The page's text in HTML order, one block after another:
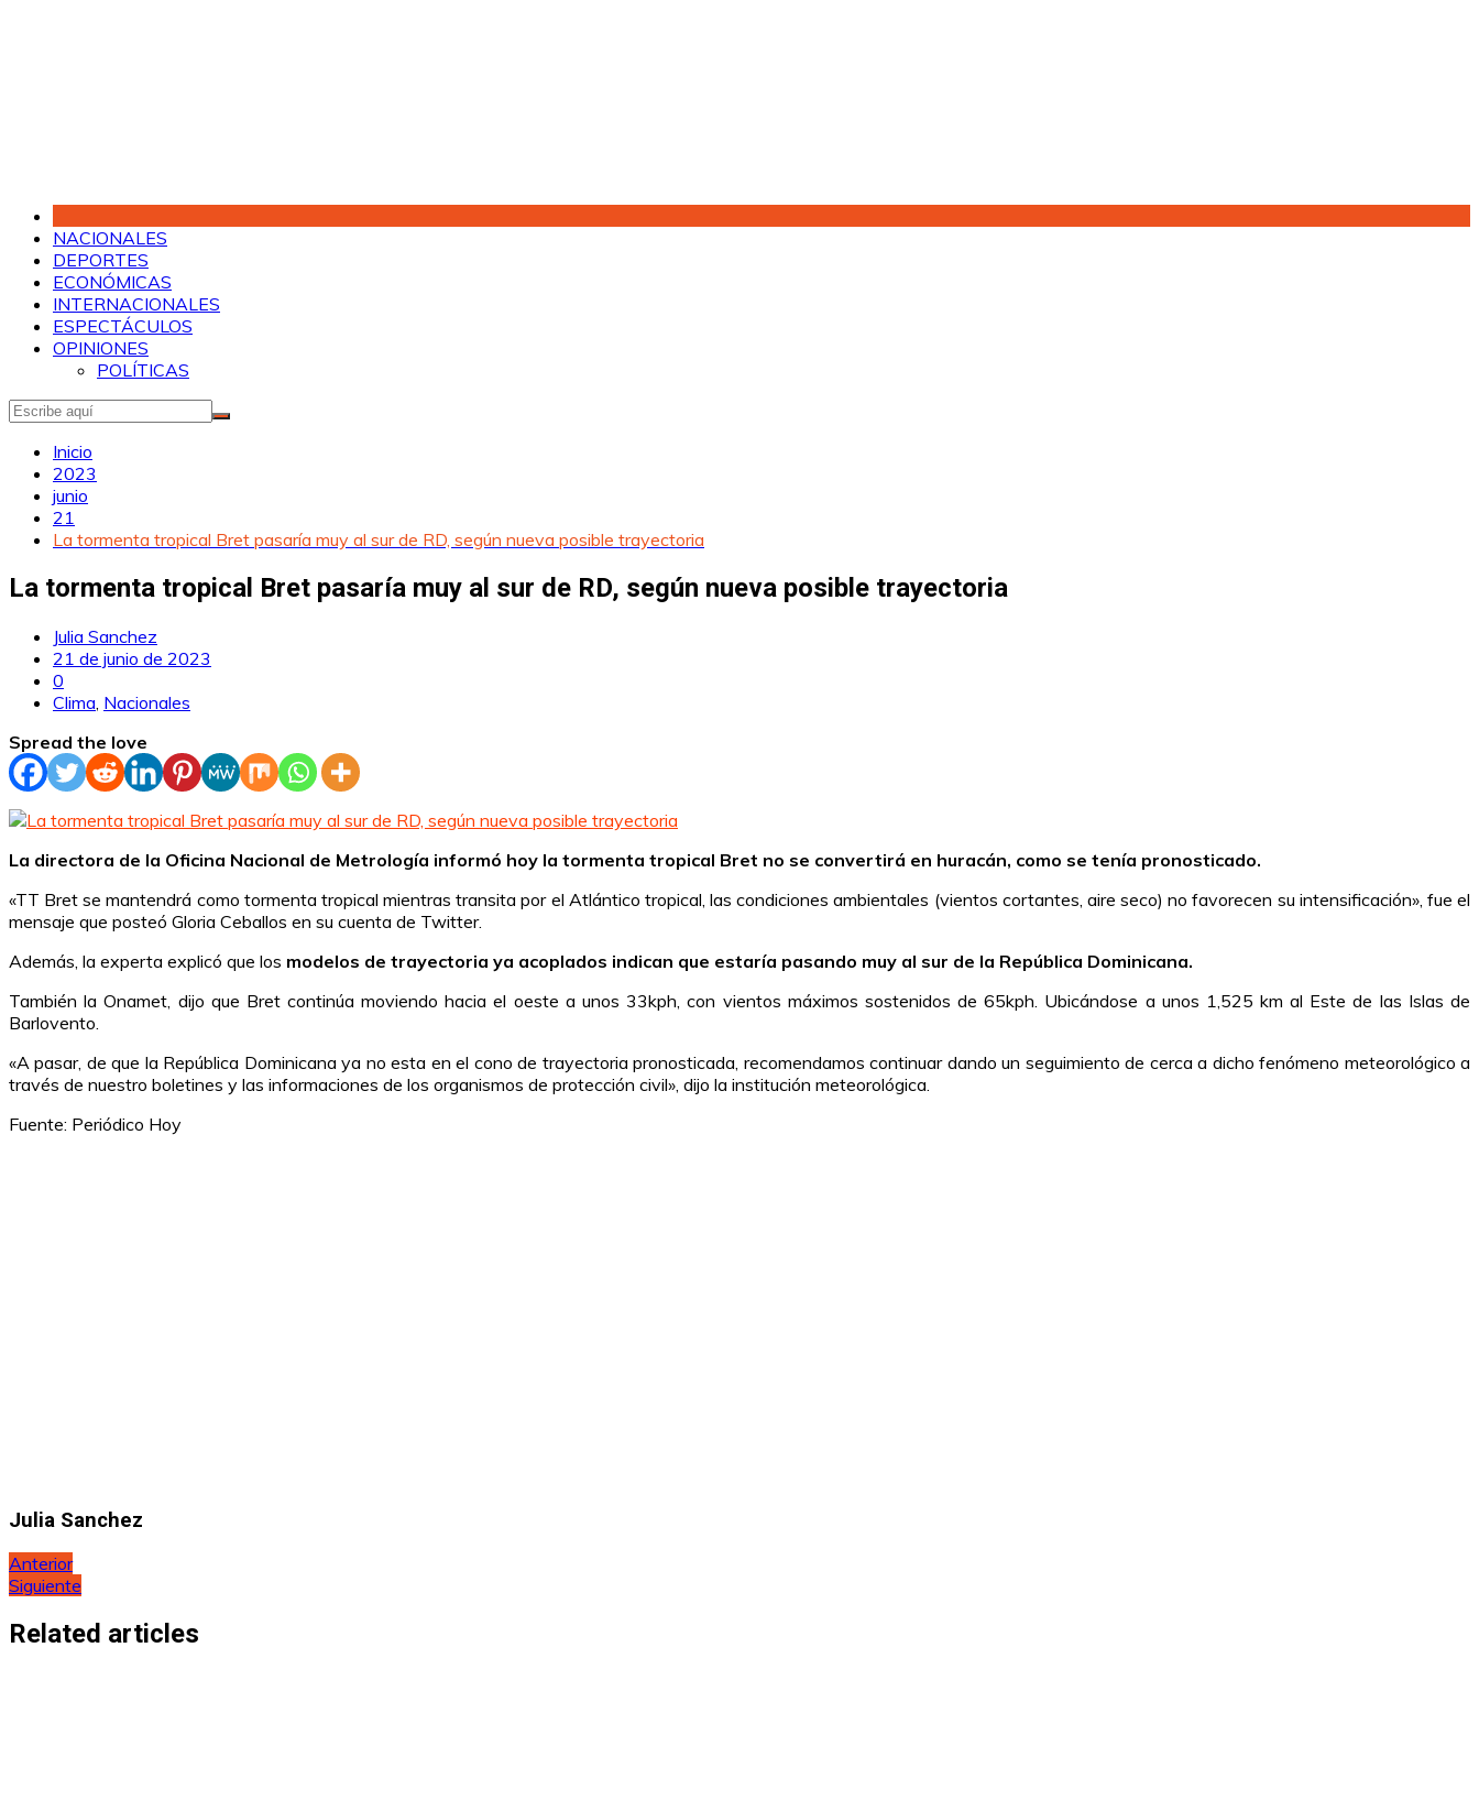
NACIONALES
DEPORTES
ECONÓMICAS
INTERNACIONALES
ESPECTÁCULOS
OPINIONES
POLÍTICAS
Inicio
2023
junio
21
La tormenta tropical Bret pasaría muy al sur de RD, según nueva posible trayectoria
La tormenta tropical Bret pasaría muy al sur de RD, según nueva posible trayectoria
Julia Sanchez
21 de junio de 2023
0
Clima Nacionales
Spread the love
La directora de la Oficina Nacional de Metrología informó hoy la tormenta tropical Bret no se convertirá en huracán, como se tenía pronosticado.
«TT Bret se mantendrá como tormenta tropical mientras transita por el Atlántico tropical, las condiciones ambientales (vientos cortantes, aire seco) no favorecen su intensificación», fue el
mensaje que posteó Gloria Ceballos en su cuenta de Twitter.
Además, la experta explicó que los modelos de trayectoria ya acoplados indican que estaría pasando muy al sur de la República Dominicana.
También la Onamet, dijo que Bret continúa moviendo hacia el oeste a unos 33kph, con vientos máximos sostenidos de 65kph. Ubicándose a unos 1,525 km al Este de las Islas de
Barlovento.
«A pasar, de que la República Dominicana ya no esta en el cono de trayectoria pronosticada, recomendamos continuar dando un seguimiento de cerca a dicho fenómeno meteorológico a
través de nuestro boletines y las informaciones de los organismos de protección civil», dijo la institución meteorológica.
Fuente: Periódico Hoy
Julia Sanchez
Navegación
de
entradas
Anterior
Siguiente
Related articles